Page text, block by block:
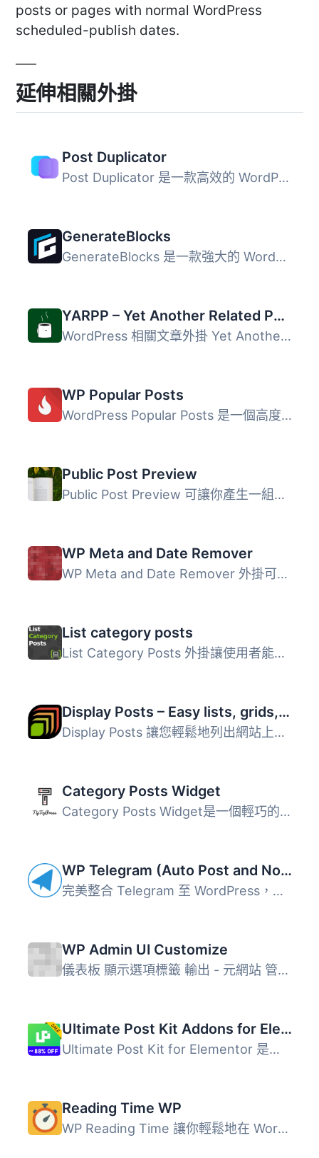
posts or pages with normal WordPress
scheduled-publish dates.
延伸相關外掛
Post Duplicator
Post Duplicator 是一款高效的 WordPress 外掛，能夠輕鬆複製...
GenerateBlocks
GenerateBlocks 是一款強大的 WordPress 外掛，能夠為編輯器...
YARPP – Yet Another Related Posts Plugin
WordPress 相關文章外掛 Yet Another Related Posts Plugin (...
WP Popular Posts
WordPress Popular Posts 是一個高度可定製的小工具，可以顯...
Public Post Preview
Public Post Preview 可讓你產生一組含有效期限的預覽連結，...
WP Meta and Date Remover
WP Meta and Date Remover 外掛可輕鬆移除 WordPress 文章和...
List category posts
List Category Posts 外掛讓使用者能夠在文章或頁面中透過 [c...
Display Posts – Easy lists, grids, navigation, and more
Display Posts 讓您輕鬆地列出網站上的所有內容。首先在內容...
Category Posts Widget
Category Posts Widget是一個輕巧的小工具，設計用於一件事並...
WP Telegram (Auto Post and Notifications)
完美整合 Telegram 至 WordPress，讓您完全掌握控制。 Telegr...
WP Admin UI Customize
儀表板 顯示選項標籤 輸出 - 元網站 管理工具列 (Toolbar) ...
Ultimate Post Kit Addons for Elementor
Ultimate Post Kit for Elementor 是一款專為部落客、行銷人...
Reading Time WP
WP Reading Time 讓你輕鬆地在 WordPress 文章中加入預估閱讀...